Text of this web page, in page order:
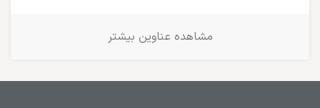
مشاهده عناوین بیشتر